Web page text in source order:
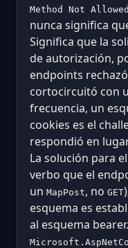
Method Not Allowed
nunca significa
Significa que la
de autorización,
endpoints
cortocircuitó con
frecuencia, un
cookies es el
respondió en
La solución para
verbo que el
un MapPost, no GET
esquema es
al esquema